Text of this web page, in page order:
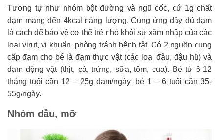
Tương tự như nhóm bột đường và ngũ cốc, cứ 1g chất
đạm mang đến 4kcal năng lượng. Cung ứng đầy đủ đạm
là cách để bảo vệ cơ thể trẻ nhỏ khỏi sự xâm nhập của các
loại virut, vi khuẩn, phòng tránh bệnh tật. Có 2 nguồn cung
cấp đạm cho bé là đạm thực vật (các loại đậu, đậu hũ) và
đạm động vật (thịt, cá, trứng, sữa, tôm, cua). Bé từ 6-12
tháng tuổi cần 12 – 25g đạm/ngày, bé 1 – 6 tuổi cần 35-
55g/ngày.
Nhóm dầu, mỡ